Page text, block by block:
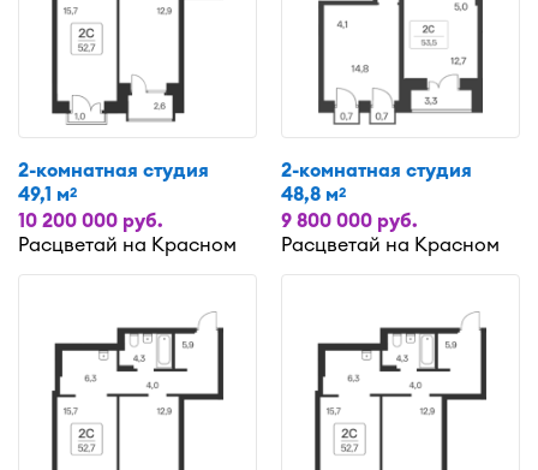
2-комнатная студия
49,1 м2
10 200 000 руб.
Расцветай на Красном
2-комнатная студия
48,8 м2
9 800 000 руб.
Расцветай на Красном